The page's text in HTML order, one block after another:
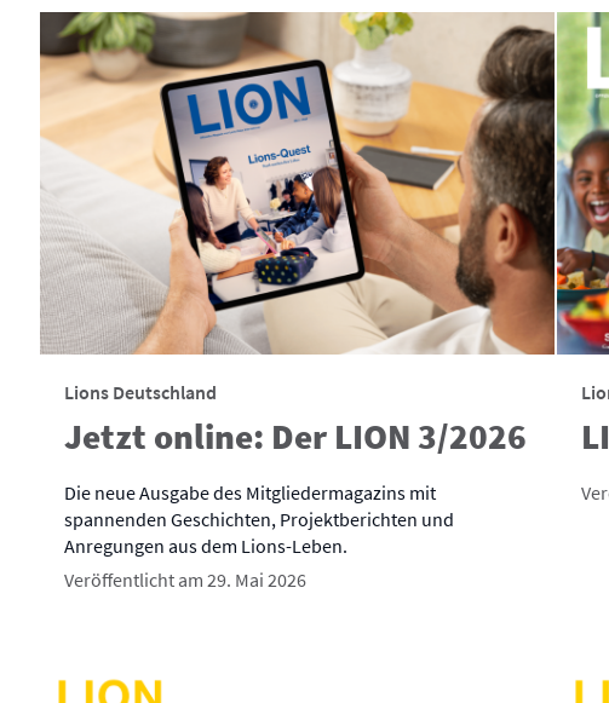
Lions Deutschland
Jetzt online: Der LION 3/2026
Die neue Ausgabe des Mitgliedermagazins mit
spannenden Geschichten, Projektberichten und
Anregungen aus dem Lions-Leben.
Veröffentlicht am 29. Mai 2026